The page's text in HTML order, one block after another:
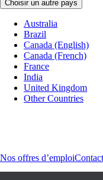
Choisir un autre pays
Australia
Brazil
Canada (English)
Canada (French)
France
India
United Kingdom
Other Countries
Nos offres d’emploi